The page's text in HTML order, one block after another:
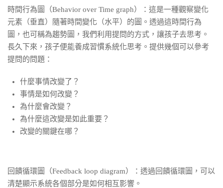
時間行為圖（Behavior over Time graph）：這是一種觀察變化
元素（垂直）隨著時間變化（水平）的圖。透過這時間行為
圖，也可稱為趨勢圖，我們利用提問的方式，讓孩子去思考。
長久下來，孩子便能養成習慣系統化思考。提供幾個可以參考
提問的問題：
什麼事情改變了？
事情是如何改變？
為什麼會改變？
為什麼這改變是如此重要？
改變的關鍵在哪？
回饋循環圖（Feedback loop diagram）：透過回饋循環圖，可以
清楚顯示系統各個部分是如何相互影響。